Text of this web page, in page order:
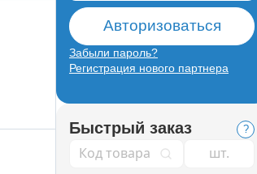
Авторизоваться
Забыли пароль?
Регистрация нового партнера
Быстрый заказ ?
Код товара